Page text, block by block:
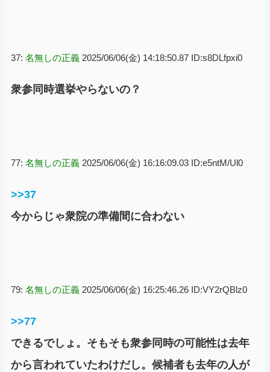
37: 名無しの正義 2025/06/06(金) 14:18:50.87 ID:s8DLfpxi0
衆参同時選挙やらないの？
77: 名無しの正義 2025/06/06(金) 16:16:09.03 ID:e5ntM/Ul0
>>37
今からじゃ衆院の準備間に合わない
79: 名無しの正義 2025/06/06(金) 16:25:46.26 ID:VY2rQBlz0
>>77
できるでしょ。そもそも衆参同時の可能性は去年
から言われていたわけだし。候補者も去年の人が